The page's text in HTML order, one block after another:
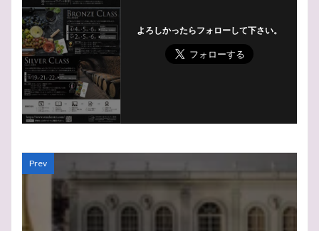
よろしかったらフォローして下さい。
Prev